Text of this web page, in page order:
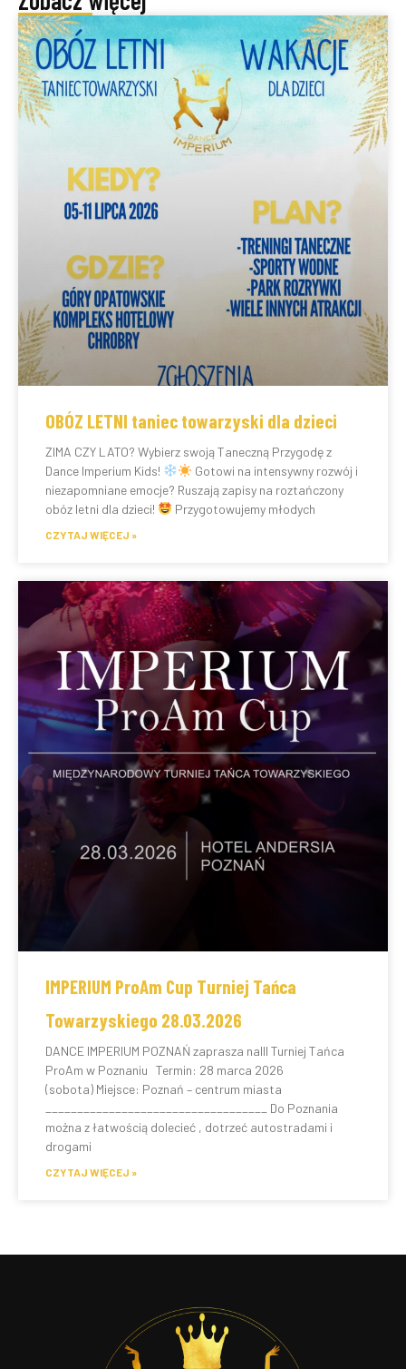
OBÓZ LETNI taniec towarzyski dla dzieci
ZIMA CZY LATO? Wybierz swoją Taneczną Przygodę z
Dance Imperium Kids!
Gotowi na intensywny rozwój i
niezapomniane emocje? Ruszają zapisy na roztańczony
obóz letni dla dzieci!
Przygotowujemy młodych
CZYTAJ WIĘCEJ »
IMPERIUM ProAm Cup Turniej Tańca
Towarzyskiego 28.03.2026
DANCE IMPERIUM POZNAŃ zaprasza naIII Turniej Tańca
ProAm w Poznaniu Termin: 28 marca 2026
(sobota) Miejsce: Poznań – centrum miasta
___________________________________ Do Poznania
można z łatwością dolecieć , dotrzeć autostradami i
drogami
CZYTAJ WIĘCEJ »